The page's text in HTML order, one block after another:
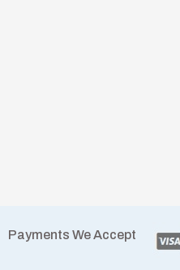
Payments We Accept